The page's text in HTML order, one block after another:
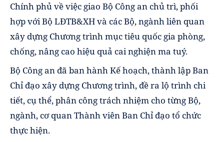
Chính phủ về việc giao Bộ Công an chủ trì, phối
hợp với Bộ LĐTB&XH và các Bộ, ngành liên quan
xây dựng Chương trình mục tiêu quốc gia phòng,
chống, nâng cao hiệu quả cai nghiện ma tuý.
Bộ Công an đã ban hành Kế hoạch, thành lập Ban
Chỉ đạo xây dựng Chương trình, đề ra lộ trình chi
tiết, cụ thể, phân công trách nhiệm cho từng Bộ,
ngành, cơ quan Thành viên Ban Chỉ đạo tổ chức
thực hiện.